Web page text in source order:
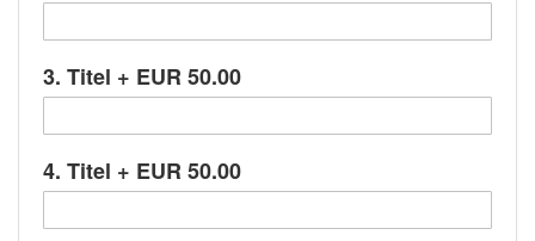
3. Titel + EUR 50.00
4. Titel + EUR 50.00